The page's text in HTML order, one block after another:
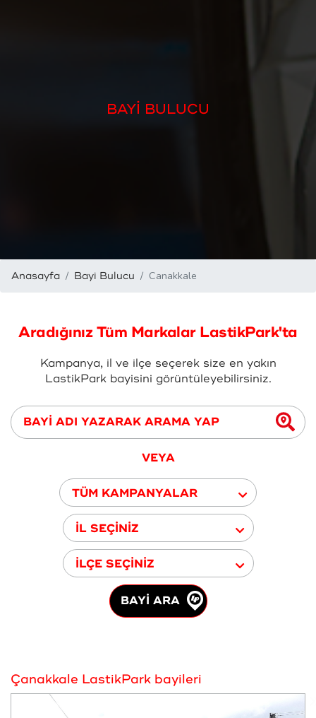
BAYİ BULUCU
Anasayfa Bayi Bulucu Canakkale
Aradığınız Tüm Markalar LastikPark'ta
Kampanya, il ve ilçe seçerek size en yakın
LastikPark bayisini görüntüleyebilirsiniz.
VEYA
TÜM KAMPANYALAR
İL SEÇİNİZ
İLÇE SEÇİNİZ
BAYİ ARA
Çanakkale LastikPark bayileri